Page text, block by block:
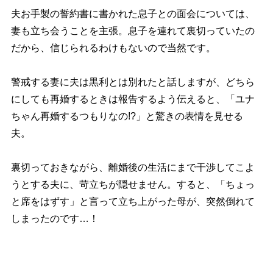
夫お手製の誓約書に書かれた息子との面会については、
妻も立ち会うことを主張。息子を連れて裏切っていたの
だから、信じられるわけもないので当然です。
警戒する妻に夫は黒利とは別れたと話しますが、どちら
にしても再婚するときは報告するよう伝えると、「ユナ
ちゃん再婚するつもりなの!?」と驚きの表情を見せる
夫。
裏切っておきながら、離婚後の生活にまで干渉してこよ
うとする夫に、苛立ちが隠せません。すると、「ちょっ
と席をはずす」と言って立ち上がった母が、突然倒れて
しまったのです…！